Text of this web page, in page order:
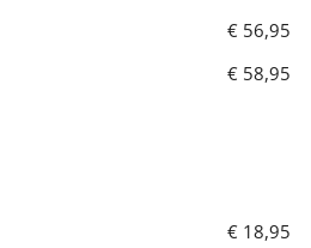
€ 56,95
€ 58,95
€ 18,95